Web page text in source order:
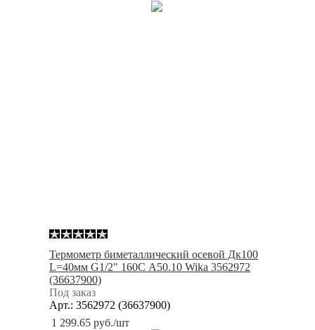
Термометр биметаллический осевой Дк100
L=40мм G1/2" 160С A50.10 Wika 3562972
(36637900)
Под заказ
Арт.: 3562972 (36637900)
1 299.65 руб./шт